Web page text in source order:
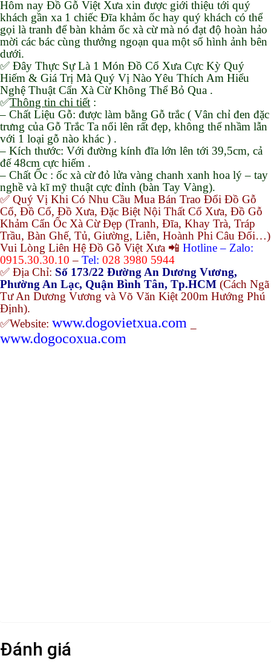
Hôm nay Đồ Gỗ Việt Xưa xin được giới thiệu tới quý
khách gần xa 1 chiếc Đĩa khảm ốc hay quý khách có thể
gọi là tranh để bàn khảm ốc xà cừ mà nó đạt độ hoàn hảo
mời các bác cùng thưởng ngoạn qua một số hình ảnh bên
dưới.
✅ Đây Thực Sự Là 1 Món Đồ Cổ Xưa Cực Kỳ Quý
Hiếm & Giá Trị Mà Quý Vị Nào Yêu Thích Am Hiểu
Nghệ Thuật Cẩn Xà Cừ Không Thể Bỏ Qua .
✅Thông tin chi tiết :
– Chất Liệu Gỗ: được làm bằng Gỗ trắc ( Vân chỉ đen đặc
trưng của Gỗ Trắc Ta nổi lên rất đẹp, không thể nhầm lẫn
với 1 loại gỗ nào khác ) .
– Kích thước: Với đường kính đĩa lớn lên tới 39,5cm, cả
đế 48cm cực hiếm .
– Chất Ốc : ốc xà cừ đỏ lửa vàng chanh xanh hoa lý – tay
nghề và kĩ mỹ thuật cực đỉnh (bàn Tay Vàng).
✅ Quý Vị Khi Có Nhu Cầu Mua Bán Trao Đổi Đồ Gỗ
Cổ, Đồ Cổ, Đồ Xưa, Đặc Biệt Nội Thất Cổ Xưa, Đồ Gỗ
Khảm Cẩn Ốc Xà Cừ Đẹp (Tranh, Đĩa, Khay Trà, Tráp
Trầu, Bàn Ghế, Tủ, Giường, Liễn, Hoành Phi Câu Đối…)
Vui Lòng Liên Hệ Đồ Gỗ Việt Xưa 📲 Hotline – Zalo:
0915.30.30.10 – Tel: 028 3980 5944
✅ Địa Chỉ: Số 173/22 Đường An Dương Vương,
Phường An Lạc, Quận Bình Tân, Tp.HCM (Cách Ngã
Tư An Dương Vương và Võ Văn Kiệt 200m Hướng Phú
Định).
✅Website: www.dogovietxua.com
www.dogocoxua.com
Đánh giá